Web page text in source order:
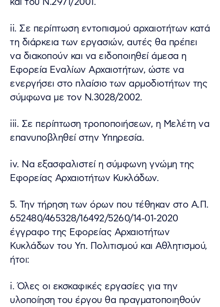
ii. Σε περίπτωση εντοπισμού αρχαιοτήτων κατά
τη διάρκεια των εργασιών, αυτές θα πρέπει
να διακοπούν και να ειδοποιηθεί άμεσα η
Εφορεία Εναλίων Αρχαιοτήτων, ώστε να
ενεργήσει στο πλαίσιο των αρμοδιοτήτων της
σύμφωνα με τον Ν.3028/2002.
iii. Σε περίπτωση τροποποιήσεων, η Μελέτη να
επανυποβληθεί στην Υπηρεσία.
iv. Να εξασφαλιστεί η σύμφωνη γνώμη της
Εφορείας Αρχαιοτήτων Κυκλάδων.
5. Την τήρηση των όρων που τέθηκαν στο Α.Π.
652480/465328/16492/5260/14-01-2020
έγγραφο της Εφορείας Αρχαιοτήτων
Κυκλάδων του Υπ. Πολιτισμού και Αθλητισμού,
ήτοι:
i. Όλες οι εκσκαφικές εργασίες για την
υλοποίηση του έργου θα πραγματοποιηθούν